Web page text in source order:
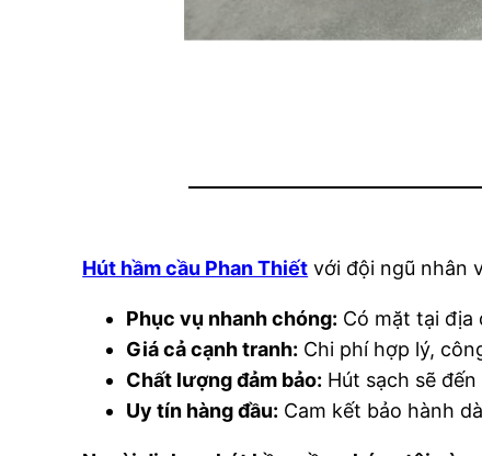
Hút hầm cầu Phan Thiết với đội ngũ nhân
Phục vụ nhanh chóng: Có mặt tại địa
Giá cả cạnh tranh: Chi phí hợp lý,
Chất lượng đảm bảo: Hút sạch sẽ
Uy tín hàng đầu: Cam kết bảo hành